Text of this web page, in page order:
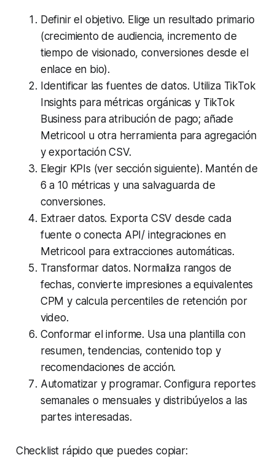
Definir el objetivo. Elige un resultado primario
(crecimiento de audiencia, incremento de
tiempo de visionado, conversiones desde el
enlace en bio).
Identificar las fuentes de datos. Utiliza TikTok
Insights para métricas orgánicas y TikTok
Business para atribución de pago; añade
Metricool u otra herramienta para agregación
y exportación CSV.
Elegir KPIs (ver sección siguiente). Mantén de
6 a 10 métricas y una salvaguarda de
conversiones.
Extraer datos. Exporta CSV desde cada
fuente o conecta API/ integraciones en
Metricool para extracciones automáticas.
Transformar datos. Normaliza rangos de
fechas, convierte impresiones a equivalentes
CPM y calcula percentiles de retención por
video.
Conformar el informe. Usa una plantilla con
resumen, tendencias, contenido top y
recomendaciones de acción.
Automatizar y programar. Configura reportes
semanales o mensuales y distribúyelos a las
partes interesadas.
Checklist rápido que puedes copiar: